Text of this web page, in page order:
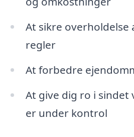
At sikre overholdelse
regler
At forbedre
At give dig ro i sindet
er under kontrol